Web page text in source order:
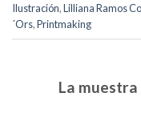
Ilustración,Lilliana Ramos
´Ors,Printmaking
La